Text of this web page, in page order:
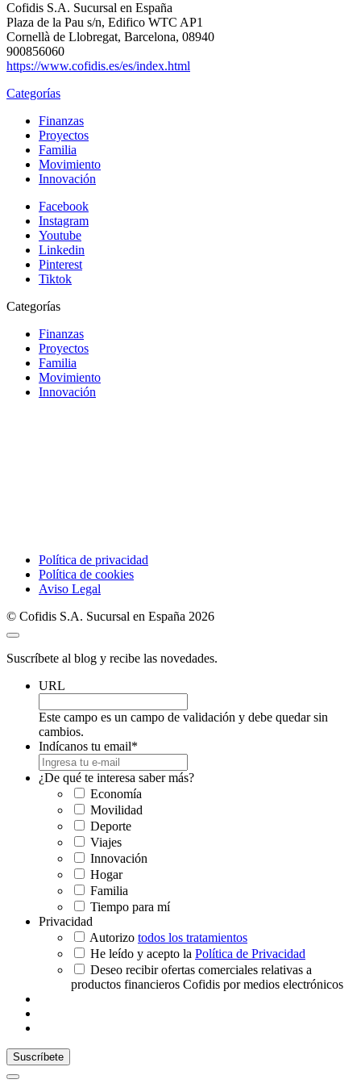
Cofidis S.A. Sucursal en España
Plaza de la Pau s/n, Edifico WTC AP1
Cornellà de Llobregat, Barcelona, 08940
900856060
https://www.cofidis.es/es/index.html
Categorías
Finanzas
Proyectos
Familia
Movimiento
Innovación
Facebook
Instagram
Youtube
Linkedin
Pinterest
Tiktok
Categorías
Finanzas
Proyectos
Familia
Movimiento
Innovación
Política de privacidad
Política de cookies
Aviso Legal
© Cofidis S.A. Sucursal en España 2026
Suscríbete al blog y recibe las novedades.
URL
Este campo es un campo de validación y debe quedar sin
cambios.
Indícanos tu email*
¿De qué te interesa saber más?
Economía
Movilidad
Deporte
Viajes
Innovación
Hogar
Familia
Tiempo para mí
Privacidad
Autorizo todos los tratamientos
He leído y acepto la Política de Privacidad
Deseo recibir ofertas comerciales relativas a
productos financieros Cofidis por medios electrónicos